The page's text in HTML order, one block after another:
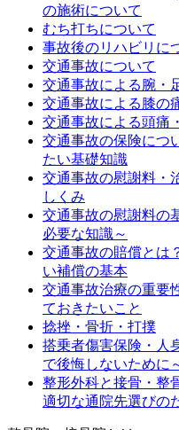
の施術について
むち打ちについて
事故後のリハビリに
交通事故について
交通事故による腕・
交通事故による膝の
交通事故による頭痛
交通事故の保険につ
たい基礎知識
交通事故の慰謝料・
しくみ
交通事故の慰謝料の
必要な知識～
交通事故の賠償とは
い補償の基本
交通事故治療の重要
ておきたいこと
捻挫・骨折・打撲
搭乗者傷害保険・人
で後悔しないために
整形外科と接骨・整
適切な通院先選びの